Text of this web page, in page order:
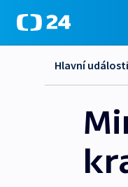
Hlavní události